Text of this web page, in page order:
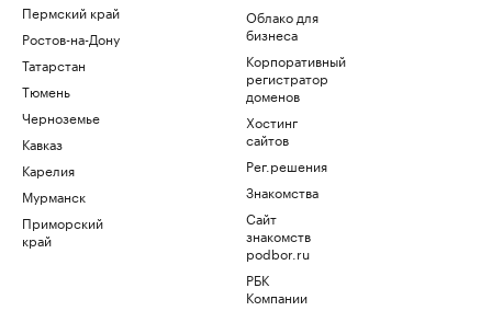
Пермский край
Ростов-на-Дону
Татарстан
Тюмень
Черноземье
Кавказ
Карелия
Мурманск
Приморский
край
Облако для
бизнеса
Корпоративный
регистратор
доменов
Хостинг
сайтов
Рег.решения
Знакомства
Сайт
знакомств
podbor.ru
РБК
Компании